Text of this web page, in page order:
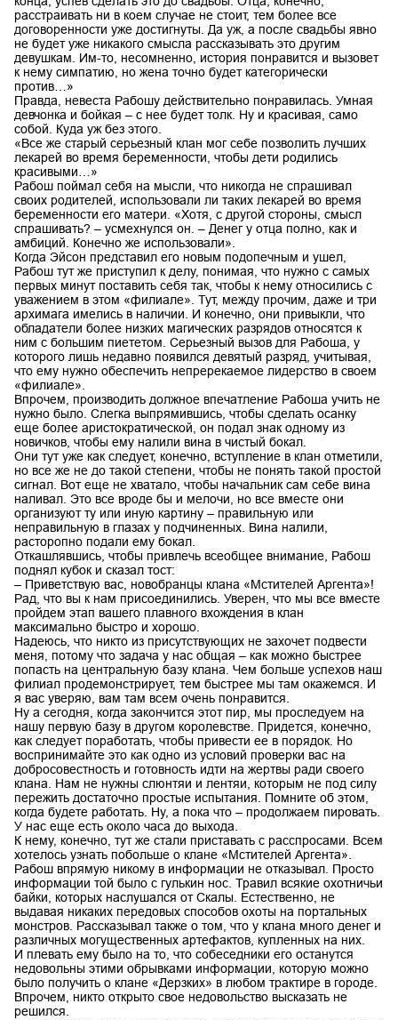
расстраивать ни в коем случае не стоит, тем более все
договоренности уже достигнуты. Да уж, а после свадьбы явно
не будет уже никакого смысла рассказывать это другим
девушкам. Им-то, несомненно, история понравится и вызовет
к нему симпатию, но жена точно будет категорически
против…»
Правда, невеста Рабошу действительно понравилась. Умная
девчонка и бойкая – с нее будет толк. Ну и красивая, само
собой. Куда уж без этого.
«Все же старый серьезный клан мог себе позволить лучших
лекарей во время беременности, чтобы дети родились
красивыми…»
Рабош поймал себя на мысли, что никогда не спрашивал
своих родителей, использовали ли таких лекарей во время
беременности его матери. «Хотя, с другой стороны, смысл
спрашивать? – усмехнулся он. – Денег у отца полно, как и
амбиций. Конечно же использовали».
Когда Эйсон представил его новым подопечным и ушел,
Рабош тут же приступил к делу, понимая, что нужно с самых
первых минут поставить себя так, чтобы к нему относились с
уважением в этом «филиале». Тут, между прочим, даже и три
архимага имелись в наличии. И конечно, они привыкли, что
обладатели более низких магических разрядов относятся к
ним с большим пиететом. Серьезный вызов для Рабоша, у
которого лишь недавно появился девятый разряд, учитывая,
что ему нужно обеспечить непререкаемое лидерство в своем
«филиале».
Впрочем, производить должное впечатление Рабоша учить не
нужно было. Слегка выпрямившись, чтобы сделать осанку
еще более аристократической, он подал знак одному из
новичков, чтобы ему налили вина в чистый бокал.
Они тут уже как следует, конечно, вступление в клан отметили,
но все же не до такой степени, чтобы не понять такой простой
сигнал. Вот еще не хватало, чтобы начальник сам себе вина
наливал. Это все вроде бы и мелочи, но все вместе они
организуют ту или иную картину – правильную или
неправильную в глазах у подчиненных. Вина налили,
расторопно подали ему бокал.
Откашлявшись, чтобы привлечь всеобщее внимание, Рабош
поднял кубок и сказал тост:
– Приветствую вас, новобранцы клана «Мстителей Аргента»!
Рад, что вы к нам присоединились. Уверен, что мы все вместе
пройдем этап вашего плавного вхождения в клан
максимально быстро и хорошо.
Надеюсь, что никто из присутствующих не захочет подвести
меня, потому что задача у нас общая – как можно быстрее
попасть на центральную базу клана. Чем больше успехов наш
филиал продемонстрирует, тем быстрее мы там окажемся. И
я вас уверяю, вам там всем очень понравится.
Ну а сегодня, когда закончится этот пир, мы проследуем на
нашу первую базу в другом королевстве. Придется, конечно,
как следует поработать, чтобы привести ее в порядок. Но
воспринимайте это как одно из условий проверки вас на
добросовестность и готовность идти на жертвы ради своего
клана. Нам не нужны слюнтяи и лентяи, которым не под силу
пережить достаточно простые испытания. Помните об этом,
когда будете работать. Ну, а пока что – продолжаем пировать.
У нас еще есть около часа до выхода.
К нему, конечно, тут же стали приставать с расспросами. Всем
хотелось узнать побольше о клане «Мстителей Аргента».
Рабош впрямую никому в информации не отказывал. Просто
информации той было с гулькин нос. Травил всякие охотничьи
байки, которых наслушался от Скалы. Естественно, не
выдавая никаких передовых способов охоты на портальных
монстров. Рассказывал также о том, что у клана много денег и
различных могущественных артефактов, купленных на них.
И плевать ему было на то, что собеседники его останутся
недовольны этими обрывками информации, которую можно
было получить о клане «Дерзких» в любом трактире в городе.
Впрочем, никто открыто свое недовольство высказать не
решился.